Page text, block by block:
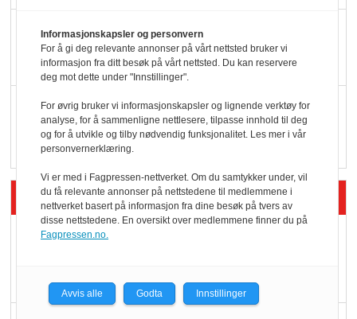
KI lager mat i butikken
Q passerte 1 milliard i
Rema i 2025
Siste artikler - Økologisk
melkemangel
Informasjonskapsler og personvern
For å gi deg relevante annonser på vårt nettsted bruker vi
informasjon fra ditt besøk på vårt nettsted. Du kan reservere
deg mot dette under "Innstillinger".
For øvrig bruker vi informasjonskapsler og lignende verktøy for
analyse, for å sammenligne nettlesere, tilpasse innhold til deg
og for å utvikle og tilby nødvendig funksjonalitet. Les mer i vår
personvernerklæring.
Vi er med i Fagpressen-nettverket. Om du samtykker under, vil
du få relevante annonser på nettstedene til medlemmene i
nettverket basert på informasjon fra dine besøk på tvers av
disse nettstedene. En oversikt over medlemmene finner du på
Fagpressen.no.
Avvis alle Godta Innstillinger